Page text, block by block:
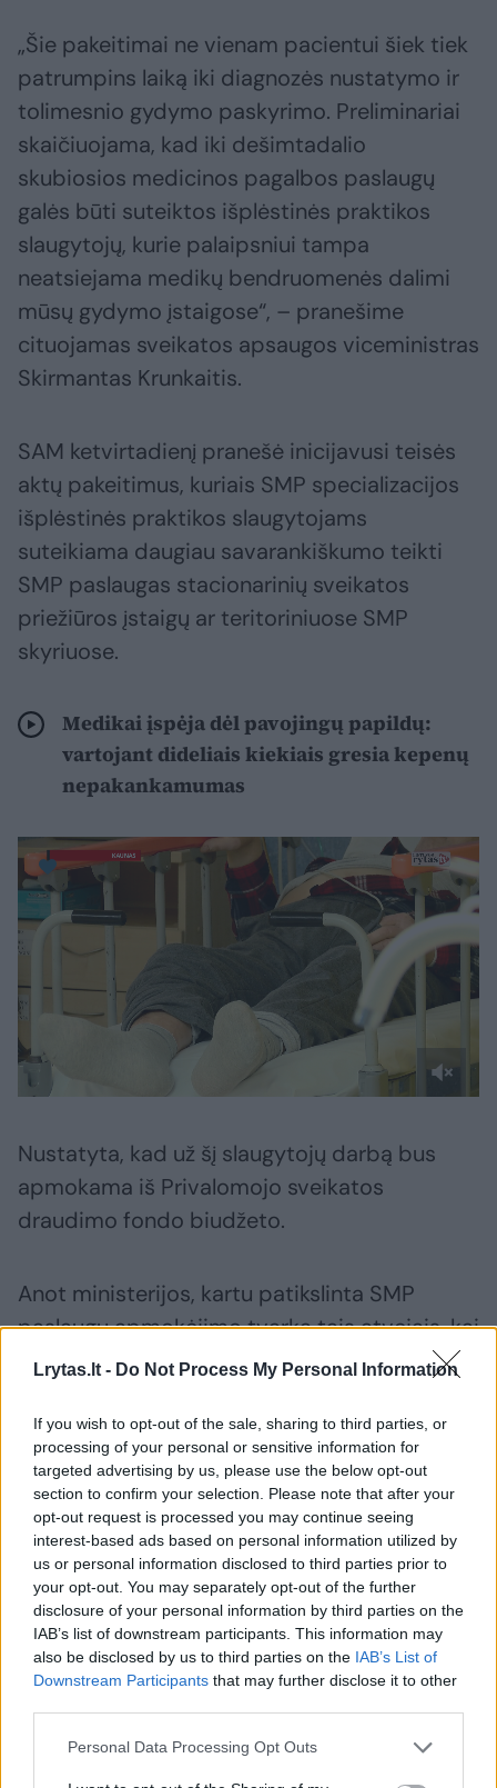
Lrytas.lt - Do Not Process My Personal Information
If you wish to opt-out of the sale, sharing to third parties, or
processing of your personal or sensitive information for
targeted advertising by us, please use the below opt-out
section to confirm your selection. Please note that after your
opt-out request is processed you may continue seeing
interest-based ads based on personal information utilized by
us or personal information disclosed to third parties prior to
your opt-out. You may separately opt-out of the further
disclosure of your personal information by third parties on the
IAB’s list of downstream participants. This information may
also be disclosed by us to third parties on the IAB’s List of
Downstream Participants that may further disclose it to other
Personal Data Processing Opt Outs
„Šie pakeitimai ne vienam pacientui šiek tiek
patrumpins laiką iki diagnozės nustatymo ir
tolimesnio gydymo paskyrimo. Preliminariai
skaičiuojama, kad iki dešimtadalio
skubiosios medicinos pagalbos paslaugų
galės būti suteiktos išplėstinės praktikos
slaugytojų, kurie palaipsniui tampa
neatsiejama medikų bendruomenės dalimi
mūsų gydymo įstaigose“, – pranešime
cituojamas sveikatos apsaugos viceministras
Skirmantas Krunkaitis.
SAM ketvirtadienį pranešė inicijavusi teisės
aktų pakeitimus, kuriais SMP specializacijos
išplėstinės praktikos slaugytojams
suteikiama daugiau savarankiškumo teikti
SMP paslaugas stacionarinių sveikatos
priežiūros įstaigų ar teritoriniuose SMP
skyriuose.
Medikai įspėja dėl pavojingų papildų:
vartojant dideliais kiekiais gresia kepenų
nepakankamumas
Nustatyta, kad už šį slaugytojų darbą bus
apmokama iš Privalomojo sveikatos
draudimo fondo biudžeto.
Anot ministerijos, kartu patikslinta SMP
paslaugų apmokėjimo tvarka tais atvejais, kai
neatliekami laboratoriniai ar instrumentiniai
sąvoka ir sudaryta galimybė SMP kabinete
paslaugas teikti pagal medicinos gydytojo
arba išplėstinės praktikos slaugytojo
kompetenciją.
Susiję straipsniai